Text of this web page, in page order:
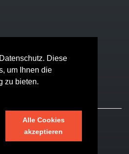
Diese
um Ihnen die
zu bieten.
Alle Cookies
akzeptieren